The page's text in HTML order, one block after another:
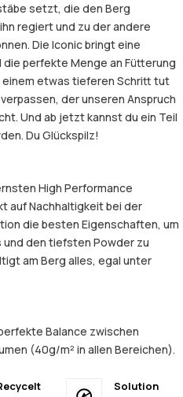
setzt, die den Berg
regiert und zu der andere
Die Iconic bringt eine
perfekte Menge an Fütterung
einem etwas tieferen Schritt tut
der unseren Anspruch
Und ab jetzt kannst du ein Teil
Du Glückspilz!
High Performance
auf Nachhaltigkeit bei der
die besten Eigenschaften, um
und den tiefsten Powder zu
am Berg alles, egal unter
Balance zwischen
(40g/m² in allen Bereichen).
Solution